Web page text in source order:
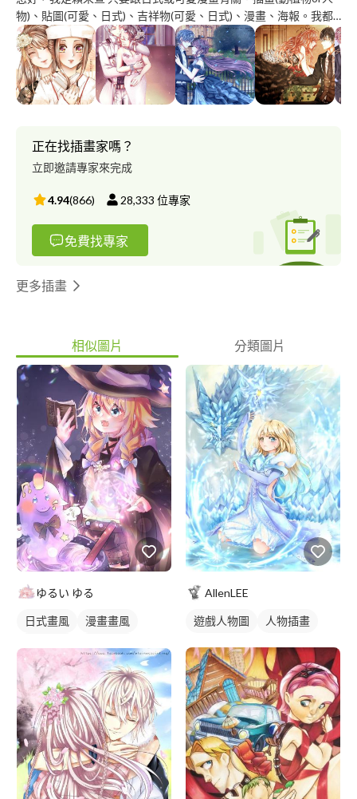
物)、貼圖(可愛、日式)、吉祥物(可愛、日式)、漫畫、海報。我都
可以提供我最引以為傲的【電腦繪圖】技術為您提供服務。 我會
用的軟體有： Adobe Photoshop(95%。有考取專業證照，繪圖修
圖沒有問題) Illustrator(95%。有考取專業證照，向量繪圖沒有問
題) InDesign(70%。僅會簡單排版，但會主動找網上案例參考)
After Effect(60%。僅能做一些簡單特效) Premiere(50%。僅會打
畫。但目前因繪板因素，已暫時停用) Clip Studio Paint(90%。最
近雖剛上手，但同樣能夠繪製所有風格的繪圖) 有關於我的作品，
下方提供我Facebook的粉絲專頁網址。歡迎前來參考看看。↓ 專頁
名稱：萱萱の文藝畫坊
http://www.facebook.com/elainespainting/ 另外個人也有Pixiv帳
號。若想解析度高及大圖檢視，建議前往這裡。↓
https://www.pixiv.net/users/9460047 關於委託，我也有產生一份
Google表單。想委託我的可以進來填寫。這樣我可以確實依照更
詳細的要求來作畫。 表單連結↓
https://docs.google.com/forms/d/1gu-y86-
習班學習，但是個人接觸日文已經有七到八年的時間。 若是基礎
N5入門的日文，我覺得我沒有問題。
正在找插畫家嗎？
立即邀請專家來完成
4.94(866) 28,333 位專家
免費找專家
更多插畫
相似圖片 分類圖片
ゆるい ゆる
日式畫風
漫畫畫風
漫畫風人物
插畫
人物插畫
AllenLEE
遊戲人物圖 人物插畫